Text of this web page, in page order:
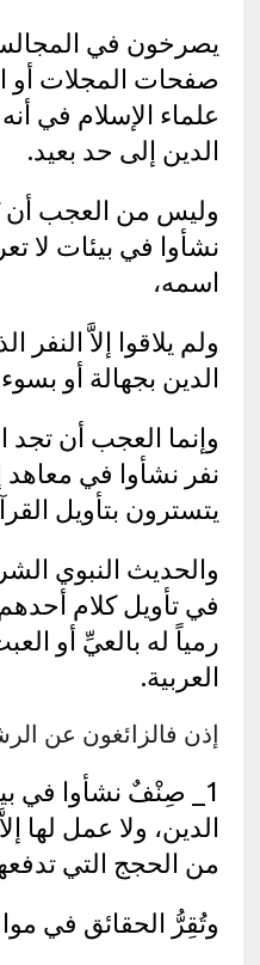
يصرخون في
صفحات المجلات أو
علماء الإسلام في
الدين إلى حد بعيد.
وليس من العجب أن
نشأوا في بيئات لا
اسمه،
ولم يلاقوا إلاَّ النفر
الدين بجهالة أو
وإنما العجب أن تجد
نفر نشأوا في معاهد
يتسترون بتأويل
والحديث النبوي
في تأويل كلام
رمياً له بالعيِّ أو
العربية.
إذن فالزائغون عن
1_ صِنْفٌ نشأوا في
الدين، ولا عمل لها
من الحجج التي
وتُقِرُّ الحقائق في